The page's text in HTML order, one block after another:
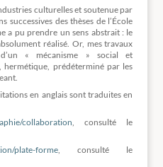
culturelles et soutenue par
successives des thèses de l’École
a pu prendre un sens abstrait : le
réalisé. Or, mes travaux
d’un « mécanisme » social et
prédéterminé par les
en anglais sont traduites en
collaboration , consulté le
plate-forme, consulté le